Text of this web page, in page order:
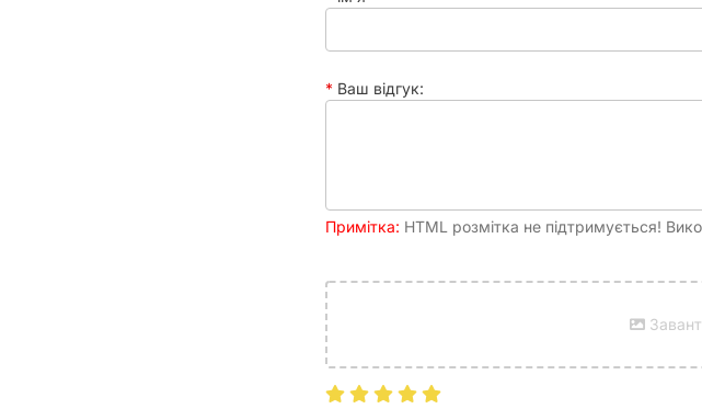
Ваш відгук:
Примітка: HTML розмітка не підтримується!